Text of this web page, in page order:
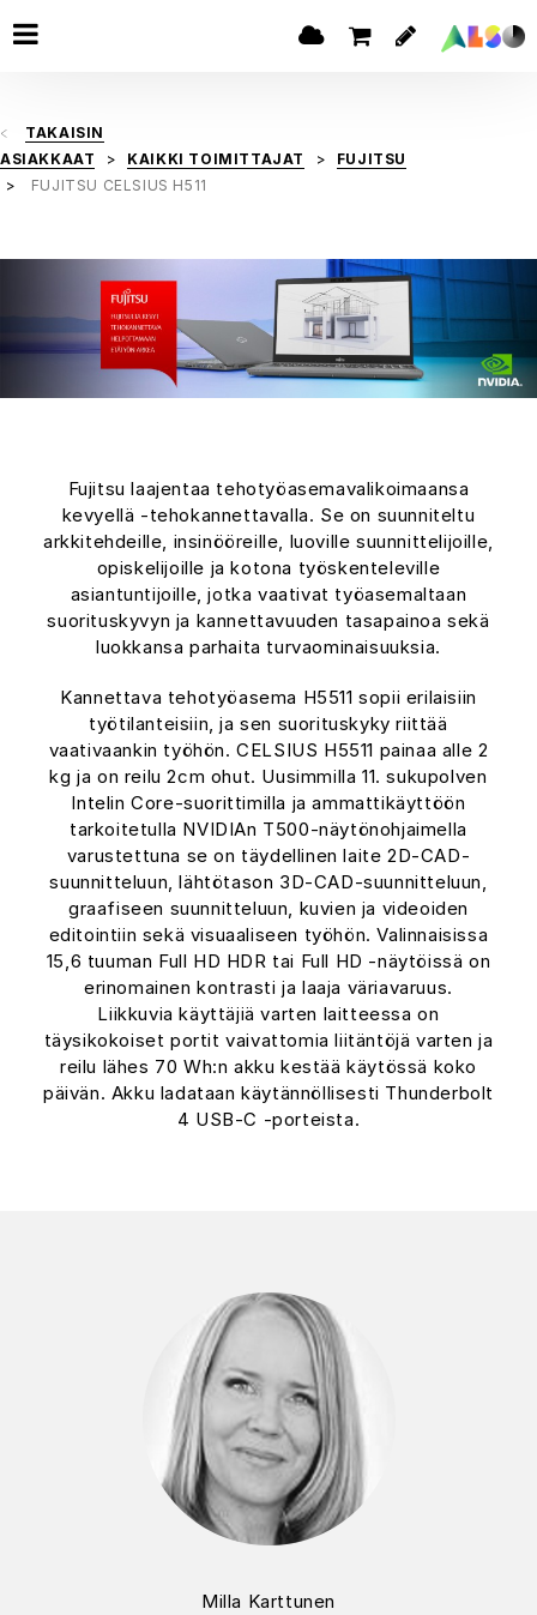
TAKAISIN
ASIAKKAAT
KAIKKI TOIMITTAJAT
FUJITSU
FUJITSU CELSIUS H511
Fujitsu laajentaa tehotyöasemavalikoimaansa
kevyellä -tehokannettavalla. Se on suunniteltu
arkkitehdeille, insinööreille, luoville suunnittelijoille,
opiskelijoille ja kotona työskenteleville
asiantuntijoille, jotka vaativat työasemaltaan
suorituskyvyn ja kannettavuuden tasapainoa sekä
luokkansa parhaita turvaominaisuuksia.
Kannettava tehotyöasema H5511 sopii erilaisiin
työtilanteisiin, ja sen suorituskyky riittää
vaativaankin työhön. CELSIUS H5511 painaa alle 2
kg ja on reilu 2cm ohut. Uusimmilla 11. sukupolven
Intelin Core-suorittimilla ja ammattikäyttöön
tarkoitetulla NVIDIAn T500-näytönohjaimella
varustettuna se on täydellinen laite 2D-CAD-
suunnitteluun, lähtötason 3D-CAD-suunnitteluun,
graafiseen suunnitteluun, kuvien ja videoiden
editointiin sekä visuaaliseen työhön. Valinnaisissa
15,6 tuuman Full HD HDR tai Full HD -näytöissä on
erinomainen kontrasti ja laaja väriavaruus.
Liikkuvia käyttäjiä varten laitteessa on
täysikokoiset portit vaivattomia liitäntöjä varten ja
reilu lähes 70 Wh:n akku kestää käytössä koko
päivän. Akku ladataan käytännöllisesti Thunderbolt
4 USB-C -porteista.
Milla Karttunen